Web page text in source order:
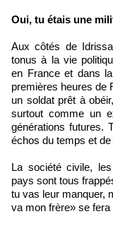
Oui, tu étais une
Aux côtés de
tonus à la vie
en France et dans
premières heures de
un soldat prêt à
surtout comme un
générations futures.
échos du temps et de
La société civile,
pays sont tous
tu vas leur manquer,
va mon frère» se fera